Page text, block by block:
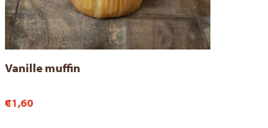
Vanille muffin
€1,60